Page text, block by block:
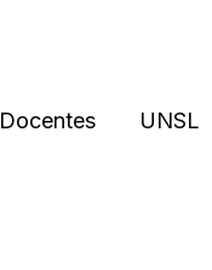
Docentes UNSL